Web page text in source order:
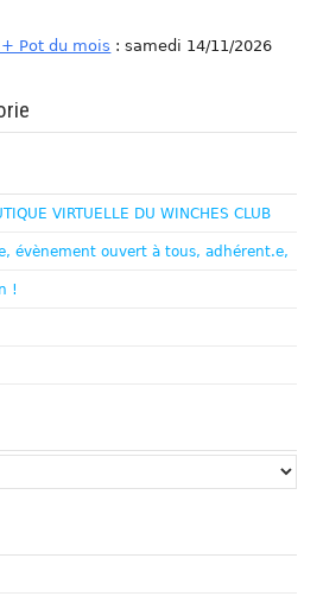
Pot du mois : samedi 14/11/2026
VIRTUELLE DU WINCHES CLUB
évènement ouvert à tous, adhérent.e,
!